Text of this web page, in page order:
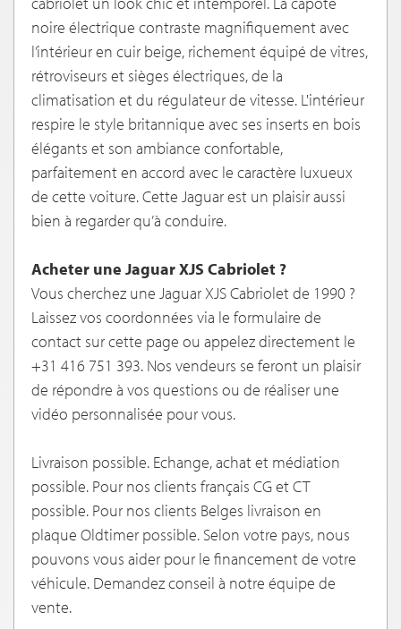
noire électrique contraste magnifiquement avec
l’intérieur en cuir beige, richement équipé de vitres,
rétroviseurs et sièges électriques, de la
climatisation et du régulateur de vitesse. L'intérieur
respire le style britannique avec ses inserts en bois
élégants et son ambiance confortable,
parfaitement en accord avec le caractère luxueux
de cette voiture. Cette Jaguar est un plaisir aussi
bien à regarder qu’à conduire.
Acheter une Jaguar XJS Cabriolet ?
Vous cherchez une Jaguar XJS Cabriolet de 1990 ?
Laissez vos coordonnées via le formulaire de
contact sur cette page ou appelez directement le
+31 416 751 393. Nos vendeurs se feront un plaisir
de répondre à vos questions ou de réaliser une
vidéo personnalisée pour vous.
Livraison possible. Echange, achat et médiation
possible. Pour nos clients français CG et CT
possible. Pour nos clients Belges livraison en
plaque Oldtimer possible. Selon votre pays, nous
pouvons vous aider pour le financement de votre
véhicule. Demandez conseil à notre équipe de
vente.